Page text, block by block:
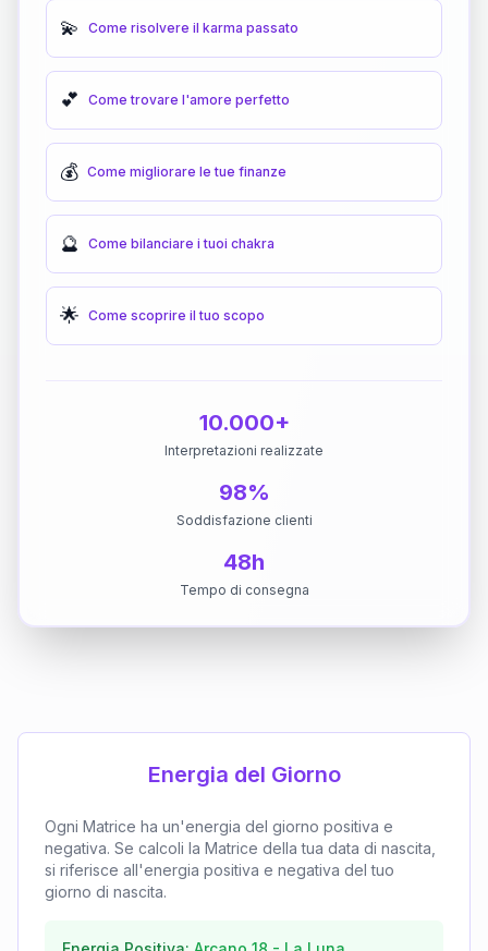
💫 Come risolvere il karma passato
💕 Come trovare l'amore perfetto
💰 Come migliorare le tue finanze
🔮 Come bilanciare i tuoi chakra
🌟 Come scoprire il tuo scopo
10.000+
Interpretazioni realizzate
98%
Soddisfazione clienti
48h
Tempo di consegna
Energia del Giorno
Ogni Matrice ha un'energia del giorno positiva e
negativa. Se calcoli la Matrice della tua data di nascita,
si riferisce all'energia positiva e negativa del tuo
giorno di nascita.